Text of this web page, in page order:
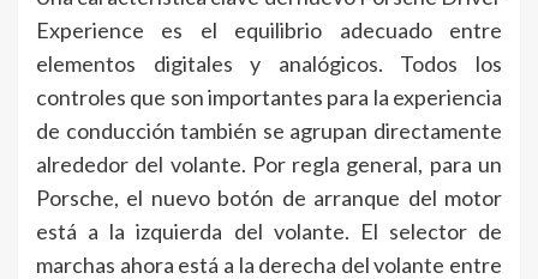
Experience es el equilibrio adecuado entre
elementos digitales y analógicos. Todos los
controles que son importantes para la experiencia
de conducción también se agrupan directamente
alrededor del volante. Por regla general, para un
Porsche, el nuevo botón de arranque del motor
está a la izquierda del volante. El selector de
marchas ahora está a la derecha del volante entre